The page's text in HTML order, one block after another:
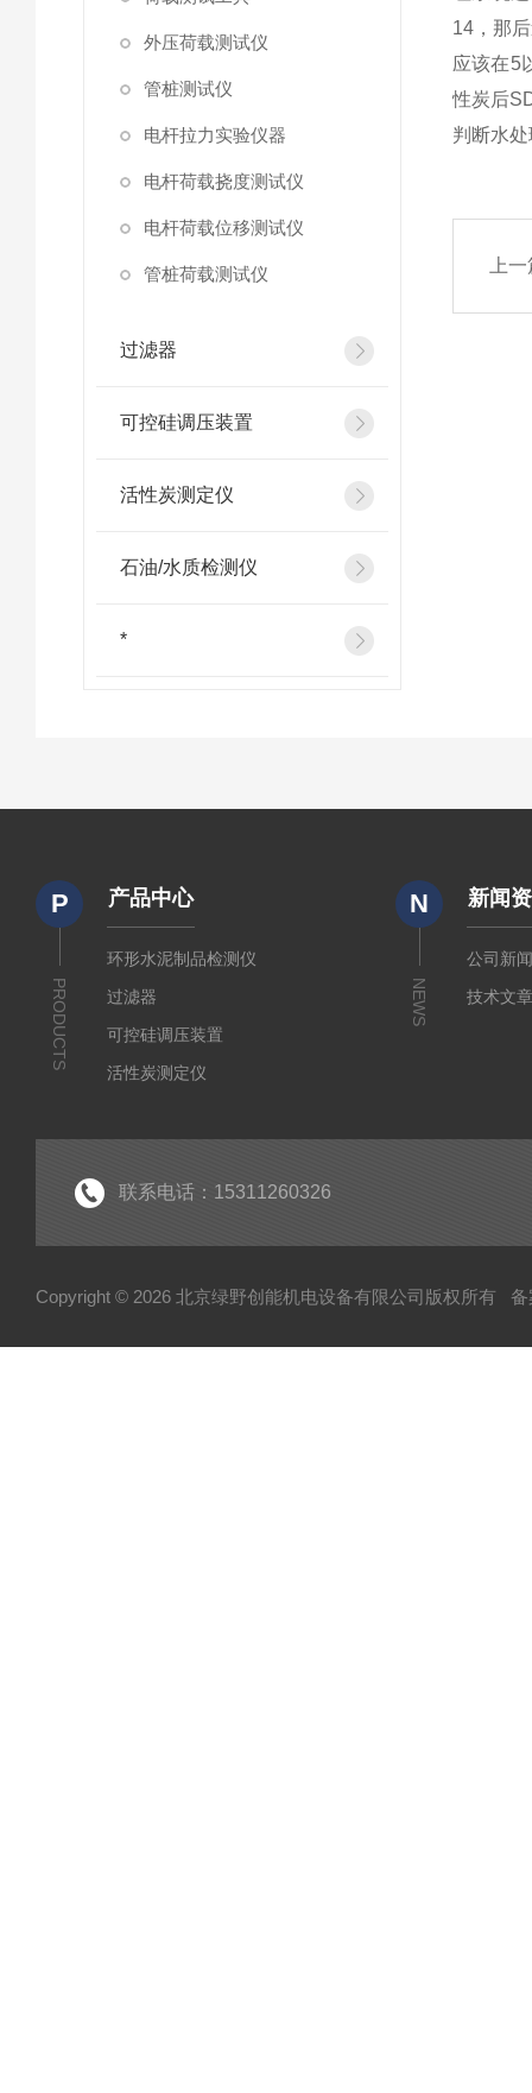
外压荷载测试仪
管桩测试仪
电杆拉力实验仪器
电杆荷载挠度测试仪
电杆荷载位移测试仪
管桩荷载测试仪
过滤器
可控硅调压装置
活性炭测定仪
石油/水质检测仪
*
14，那
应该在5
性炭后
判断水
上
P
PRODUCTS
产品中心
环形水泥制品检测仪
过滤器
可控硅调压装置
活性炭测定仪
N
NEWS
新闻
公司新
技术文
联系电话：15311260326
Copyright © 2026 北京绿野创能机电设备有限公司版权所有 备